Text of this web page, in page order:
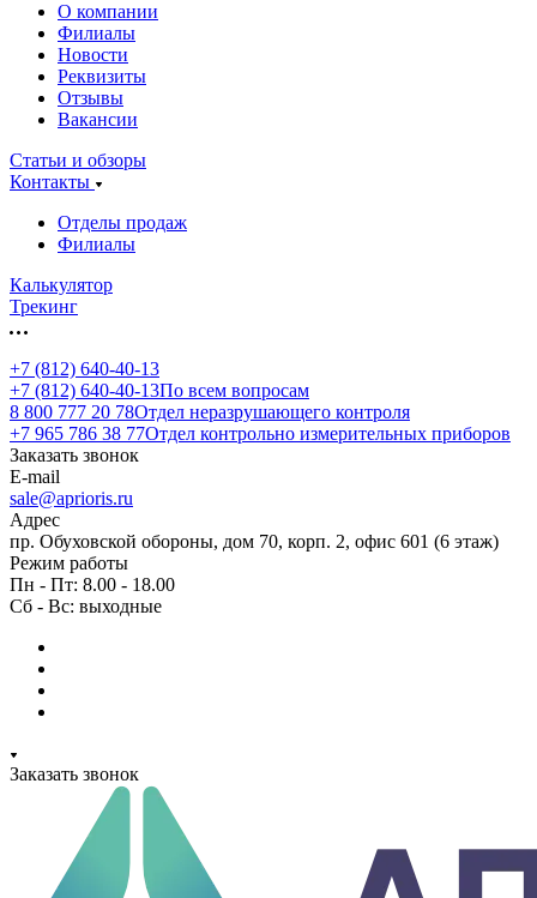
О компании
Филиалы
Новости
Реквизиты
Отзывы
Вакансии
Статьи и обзоры
Контакты
Отделы продаж
Филиалы
Калькулятор
Трекинг
+7 (812) 640-40-13
+7 (812) 640-40-13По всем вопросам
8 800 777 20 78Отдел неразрушающего контроля
+7 965 786 38 77Отдел контрольно измерительных приборов
Заказать звонок
E-mail
sale@aprioris.ru
Адрес
пр. Обуховской обороны, дом 70, корп. 2, офис 601 (6 этаж)
Режим работы
Пн - Пт: 8.00 - 18.00
Сб - Вс: выходные
Заказать звонок